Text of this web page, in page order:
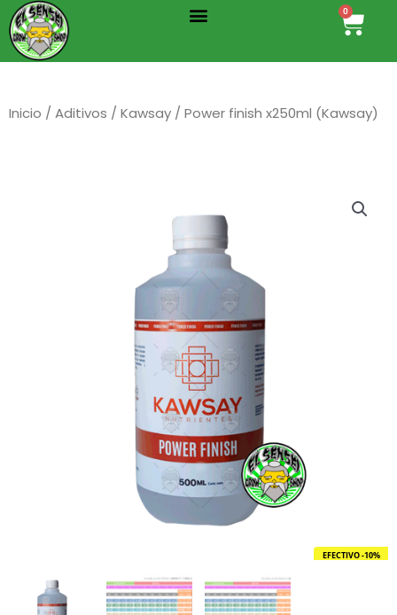
al
contenido
Menu 0
Cart
Inicio / Aditivos / Kawsay / Power finish x250ml (Kawsay)
EFECTIVO -10%